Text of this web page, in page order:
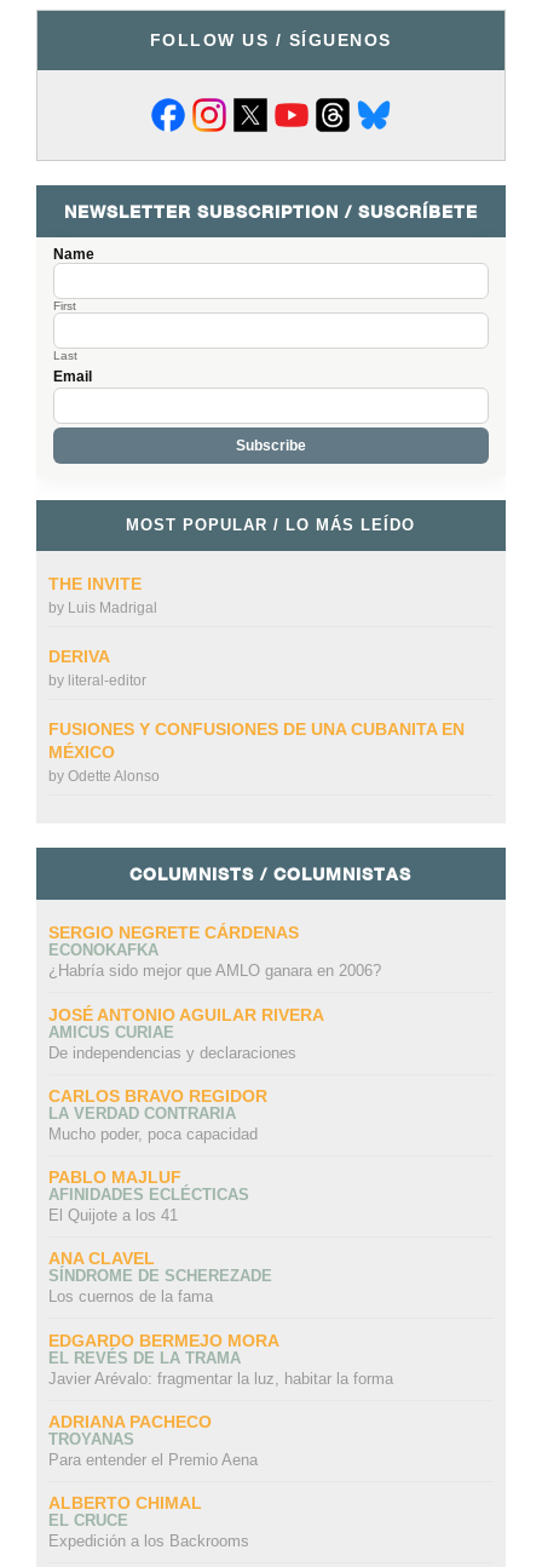
FOLLOW US / SÍGUENOS
NEWSLETTER SUBSCRIPTION / SUSCRÍBETE
Name
First
Last
Email
MOST POPULAR / LO MÁS LEÍDO
THE INVITE
by Luis Madrigal
DERIVA
by literal-editor
FUSIONES Y CONFUSIONES DE UNA CUBANITA EN
MÉXICO
by Odette Alonso
COLUMNISTS / COLUMNISTAS
SERGIO NEGRETE CÁRDENAS
ECONOKAFKA
¿Habría sido mejor que AMLO ganara en 2006?
JOSÉ ANTONIO AGUILAR RIVERA
AMICUS CURIAE
De independencias y declaraciones
CARLOS BRAVO REGIDOR
LA VERDAD CONTRARIA
Mucho poder, poca capacidad
PABLO MAJLUF
AFINIDADES ECLÉCTICAS
El Quijote a los 41
ANA CLAVEL
SÍNDROME DE SCHEREZADE
Los cuernos de la fama
EDGARDO BERMEJO MORA
EL REVÉS DE LA TRAMA
Javier Arévalo: fragmentar la luz, habitar la forma
ADRIANA PACHECO
TROYANAS
Para entender el Premio Aena
ALBERTO CHIMAL
EL CRUCE
Expedición a los Backrooms